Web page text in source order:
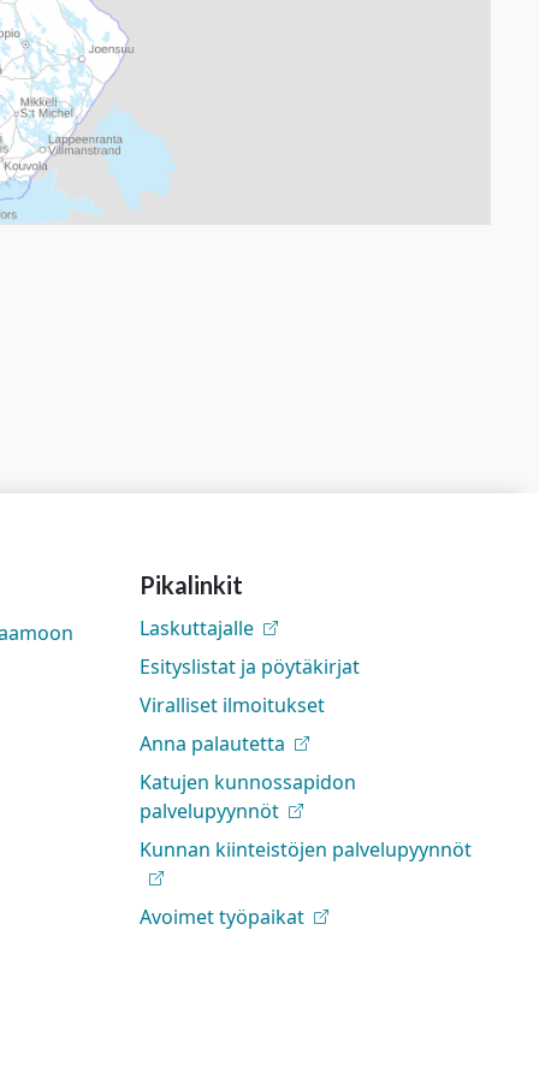
Pikalinkit
Laskuttajalle
Esityslistat ja pöytäkirjat
Viralliset ilmoitukset
Anna palautetta
Katujen kunnossapidon
palvelupyynnöt
Kunnan kiinteistöjen palvelupyynnöt
Avoimet työpaikat